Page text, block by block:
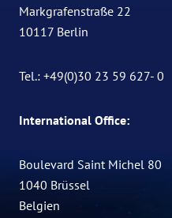
Markgrafenstraße 22
10117 Berlin
Tel.: +49(0)30 23 59 627- 0
International Office:
Boulevard Saint Michel 80
1040 Brüssel
Belgien